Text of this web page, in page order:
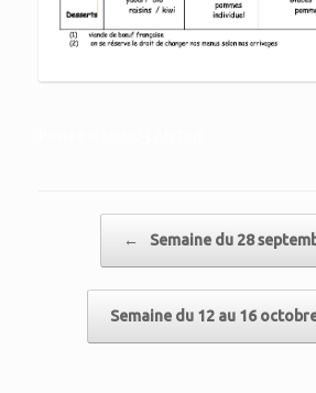
← Semaine du 28
Semaine du 12 au 16